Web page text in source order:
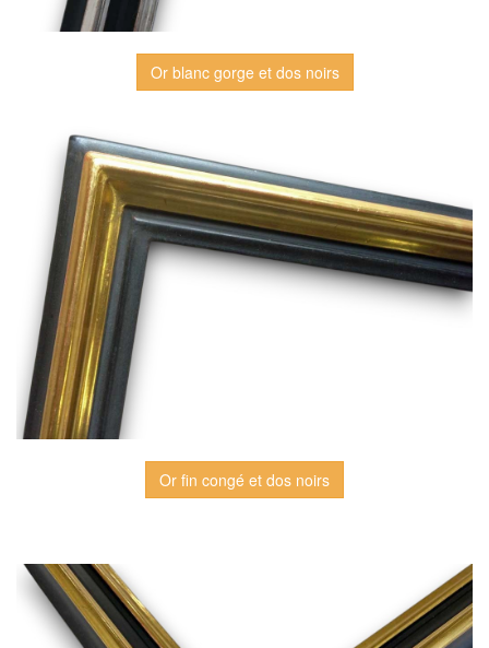
Or blanc gorge et dos noirs
Or fin congé et dos noirs